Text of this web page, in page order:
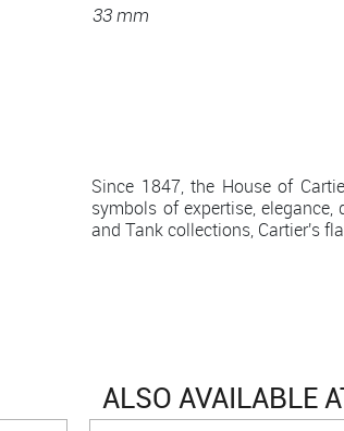
33 mm
Since 1847, the House of
symbols of expertise,
and Tank collections, Cartier's
ALSO AVAILABLE